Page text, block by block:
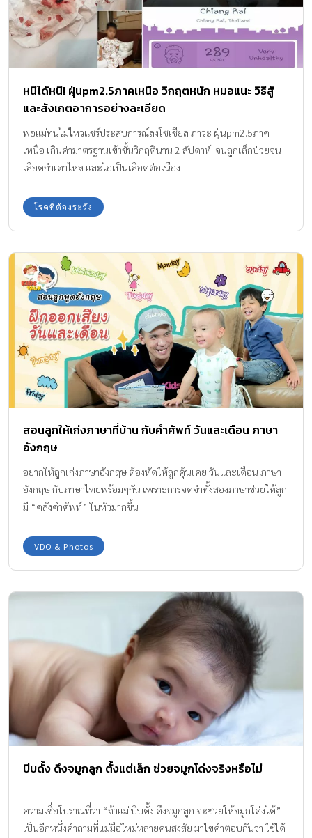
หนีได้หนี! ฝุ่นpm2.5ภาคเหนือ วิกฤตหนัก หมอแนะ วิธีสู้
และสังเกตอาการอย่างละเอียด
พ่อแม่ทนไม่ไหวแชร์ประสบการณ์ลงโซเชียล ภาวะ ฝุ่นpm2.5ภาค
เหนือ เกินค่ามาตรฐานเข้าขั้นวิกฤตินาน 2 สัปดาห์ จนลูกเล็กป่วยจน
เลือดกำเดาไหล และไอเป็นเลือดต่อเนื่อง
โรคที่ต้องระวัง
สอนลูกให้เก่งภาษาที่บ้าน กับคำศัพท์ วันและเดือน ภาษา
อังกฤษ
อยากให้ลูกเก่งภาษาอังกฤษ ต้องหัดให้ลูกคุ้นเคย วันและเดือน ภาษา
อังกฤษ กับภาษาไทยพร้อมๆกัน เพราะการจดจำทั้งสองภาษาช่วยให้ลูก
มี “คลังคำศัพท์” ในหัวมากขึ้น
VDO & Photos
บีบดั้ง ดึงจมูกลูก ตั้งแต่เล็ก ช่วยจมูกโด่งจริงหรือไม่
ความเชื่อโบราณที่ว่า “ถ้าแม่ บีบดั้ง ดึงจมูกลูก จะช่วยให้จมูกโด่งได้”
เป็นอีกหนึ่งคำถามที่แม่มือใหม่หลายคนสงสัย มาไขคำตอบกันว่า ใช้ได้